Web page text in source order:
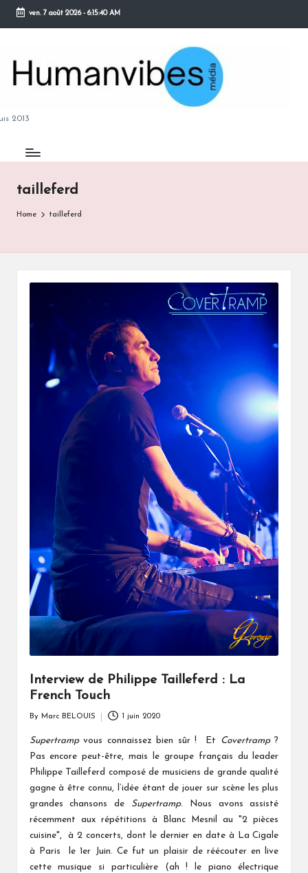
Skip
content
ven. 7 août 2026- 6:15:41 AM
2013
tailleferd
Home tailleferd
Interview de Philippe Tailleferd : La
French Touch
by
By Marc BELOUIS 1 juin 2020
Supertrampvous connaissez bien sûr ! Et Covertramp?
Pas encore peut-être, mais le groupe français du leader
Philippe Tailleferd composé de musiciens de grande qualité
gagne à être connu, l’idée étant de jouer sur scène les plus
grandes chansons de Supertramp. Nous avons assisté
récemment aux répétitions à Blanc Mesnil au "2 pièces
cuisine", à 2 concerts, dont le dernier en date à La Cigale
à Paris le 1er Juin. Ce fut un plaisir de réécouter en live
cette musique si particulière (ah ! le piano électrique